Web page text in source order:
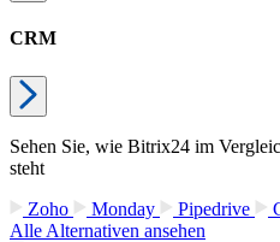
CRM
Sehen Sie, wie Bitrix24 im
steht
Zoho
Monday Pipedrive
Alle Alternativen ansehen